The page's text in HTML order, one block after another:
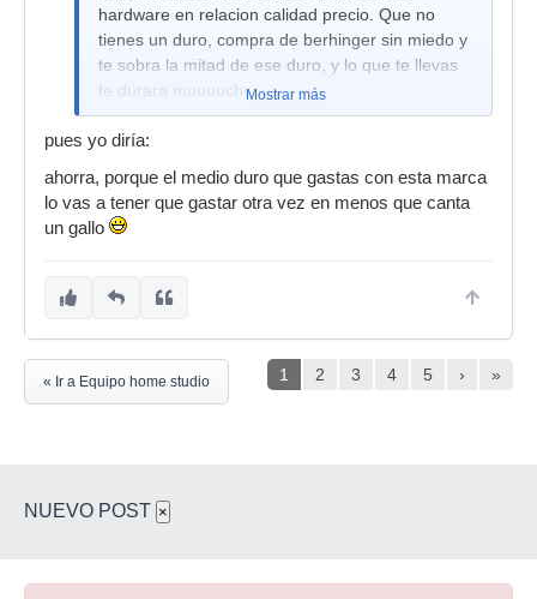
hardware en relacion calidad precio. Que no
tienes un duro, compra de berhinger sin miedo y
te sobra la mitad de ese duro, y lo que te llevas
te durara muuuucho.Mostrar más
pues yo diría:
ahorra, porque el medio duro que gastas con esta marca
lo vas a tener que gastar otra vez en menos que canta
un gallo
1 2 3 4 5 › »
« Ir a Equipo home studio
NUEVO POST ×